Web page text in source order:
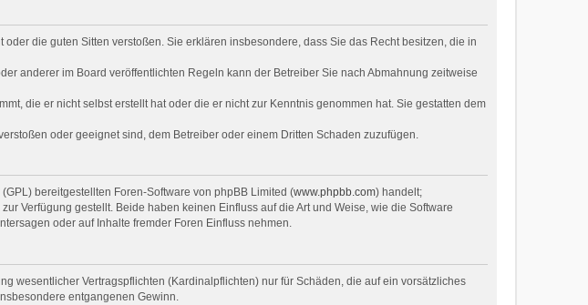
die guten Sitten verstoßen. Sie erklären insbesondere, dass Sie das Recht besitzen, die in
anderer im Board veröffentlichten Regeln kann der Betreiber Sie nach Abmahnung zeitweise
die er nicht selbst erstellt hat oder die er nicht zur Kenntnis genommen hat. Sie gestatten dem
oder geeignet sind, dem Betreiber oder einem Dritten Schaden zuzufügen.
(GPL) bereitgestellten Foren-Software von phpBB Limited (www.phpbb.com) handelt;
Verfügung gestellt. Beide haben keinen Einfluss auf die Art und Weise, wie die Software
oder auf Inhalte fremder Foren Einfluss nehmen.
wesentlicher Vertragspflichten (Kardinalpflichten) nur für Schäden, die auf ein vorsätzliches
entgangenen Gewinn.